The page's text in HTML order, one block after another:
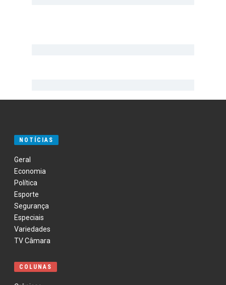
NOTÍCIAS
Geral
Economia
Política
Esporte
Segurança
Especiais
Variedades
TV Câmara
COLUNAS